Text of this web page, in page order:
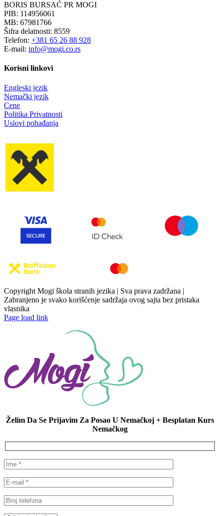
BORIS BURSAĆ PR MOGI
PIB: 114956061
MB: 67981766
Šifra delatnosti: 8559
Telefon: +381 65 26 88 928
E-mail: info@mogi.co.rs
Korisni linkovi
Engleski jezik
Nemački jezik
Cene
Politika Privatnosti
Uslovi pohađanja
Copyright Mogi škola stranih jezika | Sva prava zadržana |
Zabranjeno je svako korišćenje sadržaja ovog sajta bez pristaka
vlasnika
Page load link
Želim Da Se Prijavim Za Posao U Nemačkoj + Besplatan Kurs
Nemačkog